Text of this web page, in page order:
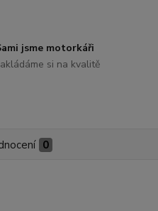
jsme motorkáři
si na kvalitě
0